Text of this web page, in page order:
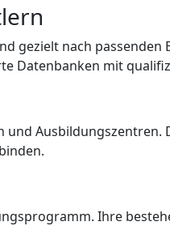
gezielt nach passenden
Datenbanken mit
Ihre